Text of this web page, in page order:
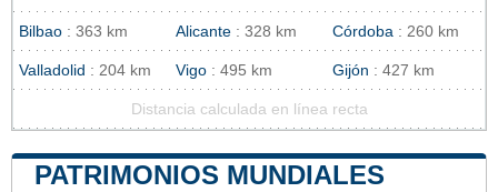
Bilbao : 363 km Alicante : 328 km Córdoba : 260 km
Valladolid : 204 km Vigo : 495 km Gijón : 427 km
Distancia calculada en línea recta
PATRIMONIOS MUNDIALES